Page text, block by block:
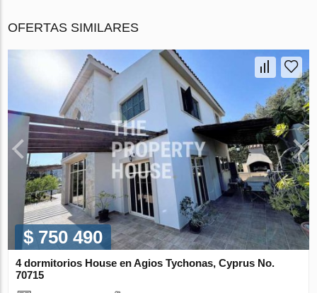
OFERTAS SIMILARES
$ 750 490
4 dormitorios House en Agios Tychonas, Cyprus No.
70715